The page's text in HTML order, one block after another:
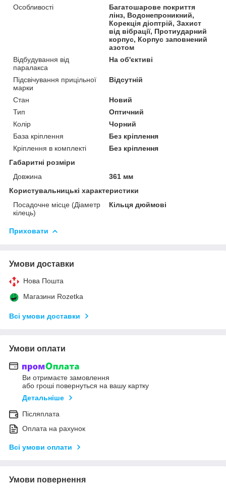
Особливості
Багатошарове покриття
лінз, Водонепроникний,
Корекція діоптрій, Захист
від вібрації, Протиударний
корпус, Корпус заповнений
азотом
Відбудування від
паралакса
На об'єктиві
Підсвічування прицільної
марки
Відсутній
Стан
Новий
Тип
Оптичний
Колір
Чорний
База кріплення
Без кріплення
Кріплення в комплекті
Без кріплення
Габаритні розміри
Довжина
361 мм
Користувальницькі характеристики
Посадочне місце (Діаметр
кілець)
Кільця дюймові
Приховати
Умови доставки
Нова Пошта
Магазини Rozetka
Всі умови доставки
Умови оплати
Ви отримаєте замовлення
або гроші повернуться на вашу картку
Детальніше
Післяплата
Оплата на рахунок
Всі умови оплати
Умови повернення